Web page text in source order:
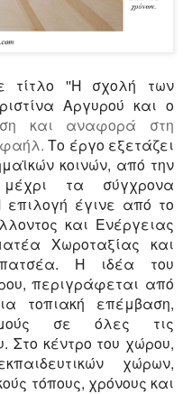
τίτλο ''Η σχολή των
Αργυρού και ο
και αναφορά στη
Το έργο εξετάζει
κοινών, από την
τα σύγχρονα
έγινε από το
και Ενέργειας
Χωροταξίας και
Η ιδέα του
περιγράφεται από
τοπιακή επέμβαση,
σε όλες τις
Στο κέντρο του χώρου,
χώρων,
τόπους, χρόνους και